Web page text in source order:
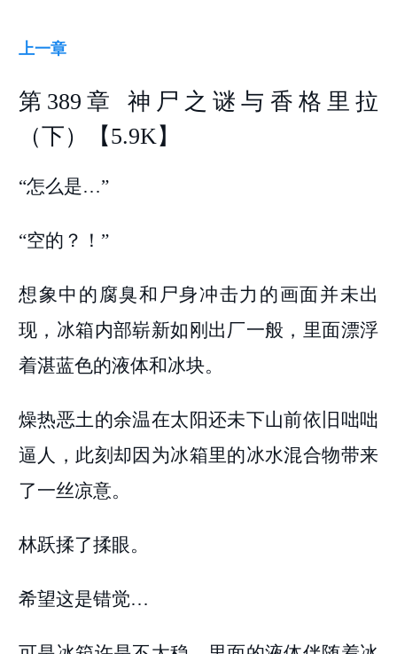
上一章
第389章 神尸之谜与香格里拉
（下）【5.9K】